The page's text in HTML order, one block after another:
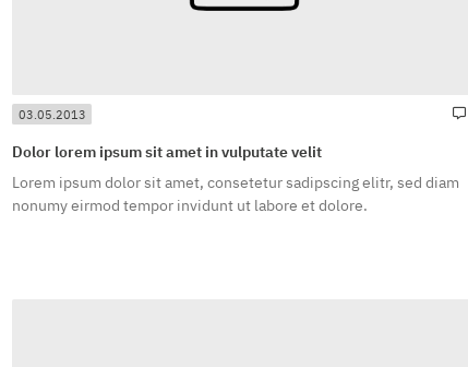
03.05.2013
Dolor lorem ipsum sit amet in vulputate velit
Lorem ipsum dolor sit amet, consetetur sadipscing elitr, sed diam
nonumy eirmod tempor invidunt ut labore et dolore.